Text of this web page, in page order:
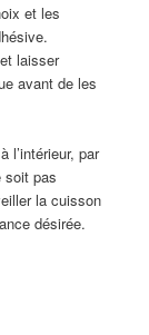
et les
laisser
avant de les
l’intérieur, par
soit pas
la cuisson
désirée.